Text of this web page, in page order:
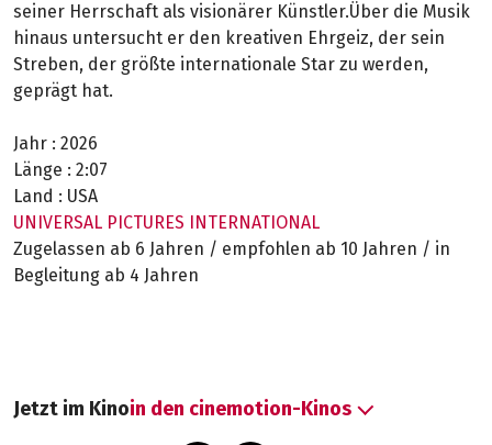
seiner Herrschaft als visionärer Künstler.Über die Musik
hinaus untersucht er den kreativen Ehrgeiz, der sein
Streben, der größte internationale Star zu werden,
geprägt hat.
Jahr : 2026
Länge : 2:07
Land : USA
UNIVERSAL PICTURES INTERNATIONAL
Zugelassen ab 6 Jahren / empfohlen ab 10 Jahren / in
Begleitung ab 4 Jahren
Jetzt im Kinoin den cinemotion-Kinos